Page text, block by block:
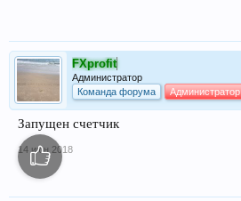
FXprofit
Администратор
Команда форума
Администратор
Запущен счетчик
14 июн 2018